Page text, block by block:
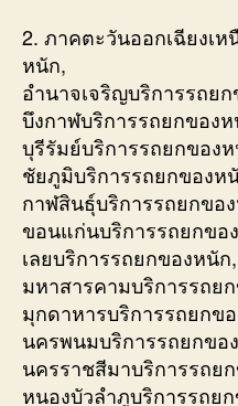
2. ภาคตะวันออกเฉียงเ
หนัก,
อำนาจเจริญบริการรถย
บึงกาฬบริการรถยกของ
บุรีรัมย์บริการรถยกของ
ชัยภูมิบริการรถยกของห
กาฬสินธุ์บริการรถยกขอ
ขอนแก่นบริการรถยกขอ
เลยบริการรถยกของหนัก,
มหาสารคามบริการรถย
มุกดาหารบริการรถยกข
นครพนมบริการรถยกขอ
นครราชสีมาบริการรถย
หนองบัวลำภูบริการรถย